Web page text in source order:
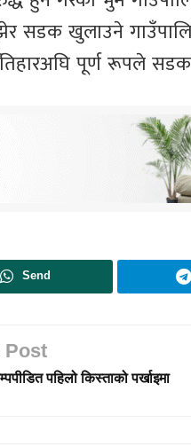
सडक खुलाउने
पूर्ण रूपले सडक
Send
पहिलो किस्ताको पर्खाइमा